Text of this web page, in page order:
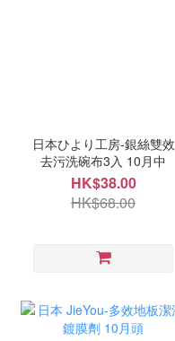
日本ひより工房-銀絲雙效
去污洗碗布3入 10月中
HK$38.00
HK$68.00